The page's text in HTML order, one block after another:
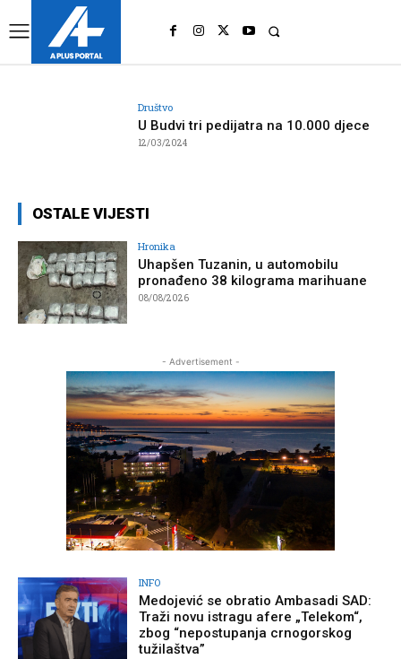
Društvo
U Budvi tri pedijatra na 10.000 djece
12/03/2024
OSTALE VIJESTI
Hronika
Uhapšen Tuzanin, u automobilu
pronađeno 38 kilograma marihuane
08/08/2026
- Advertisement -
INFO
Medojević se obratio Ambasadi SAD:
Traži novu istragu afere „Telekom“,
zbog “nepostupanja crnogorskog
tužilaštva”